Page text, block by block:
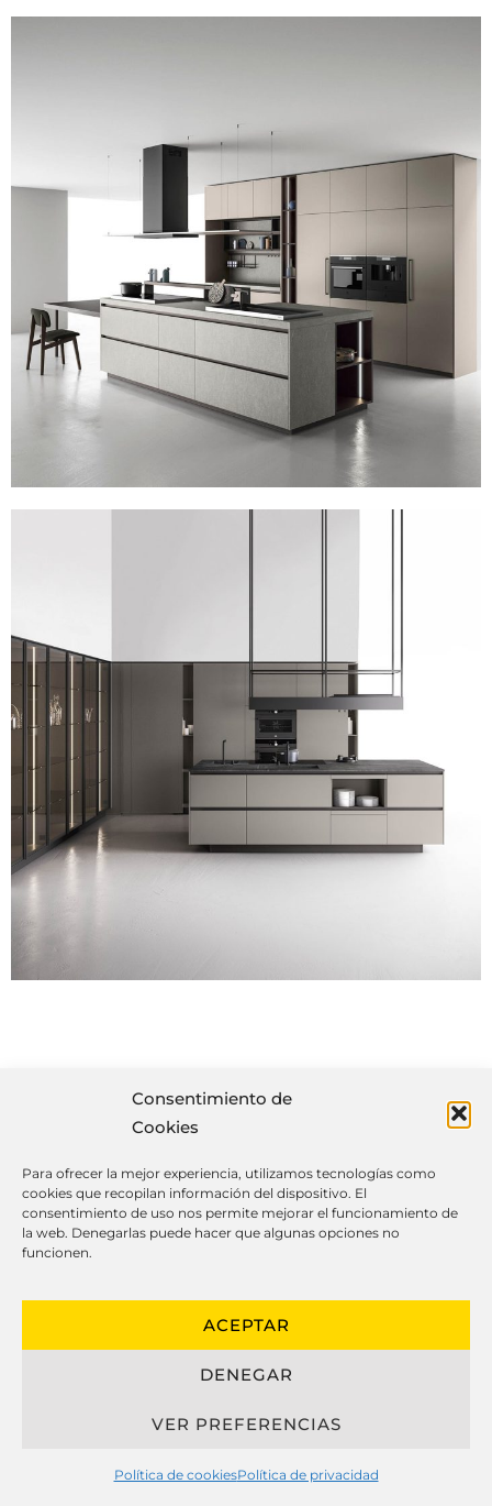
Consentimiento de
Cookies
Para ofrecer la mejor experiencia, utilizamos tecnologías como
cookies que recopilan información del dispositivo. El
consentimiento de uso nos permite mejorar el funcionamiento de
la web. Denegarlas puede hacer que algunas opciones no
funcionen.
ACEPTAR
DENEGAR
VER PREFERENCIAS
Política de cookiesPolítica de privacidad
Cosas que debes saber de las
cocinas a medida
El concepto actual de cocinas
personalizadas ha cambiado de
apariencia, eficiencia y longevidad para
crear espacios personalizados que se
moldan perfectamente al estilo de vida
Al referirse sobre cocinas a medida, es